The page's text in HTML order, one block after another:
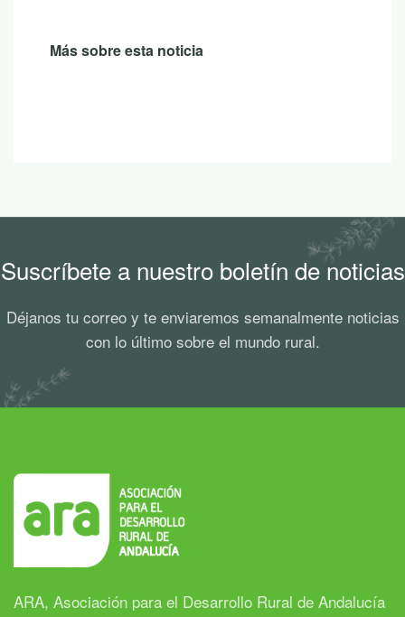
Más sobre esta noticia
Suscríbete a nuestro boletín de noticias
Déjanos tu correo y te enviaremos semanalmente noticias
con lo último sobre el mundo rural.
ARA, Asociación para el Desarrollo Rural de Andalucía